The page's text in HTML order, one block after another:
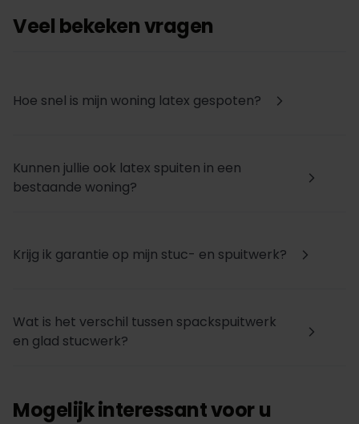
Veel bekeken vragen
Mogelijk interessant voor u
Hoe snel is mijn woning latex gespoten? arrow_forward_ios
Kunnen jullie ook latex spuiten in een
bestaande woning?
arrow_forward_ios
Krijg ik garantie op mijn stuc- en spuitwerk? arrow_forward_ios
Wat is het verschil tussen spackspuitwerk
en glad stucwerk?
arrow_forward_ios